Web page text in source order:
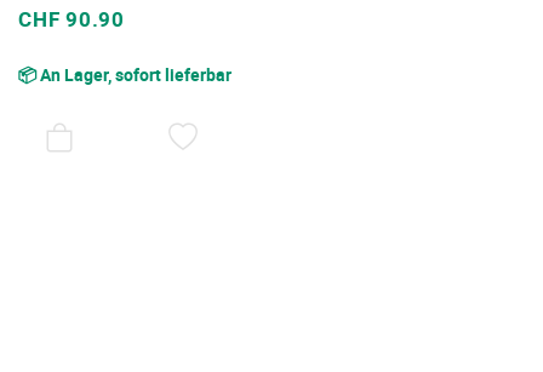
Sonderpreis
CHF 90.90
📦 An Lager, sofort lieferbar